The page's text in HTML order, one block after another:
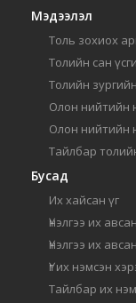
Мэдээлэл
Толь зохиох
Толийн сан
Толийн
Олон нийтийн
Олон нийтийн
Тайлбар
Бусад
Их хайсан үг
Үнэлгээ их
Үнэлгээ их
Үг их нэмсэн
Тайлбар их